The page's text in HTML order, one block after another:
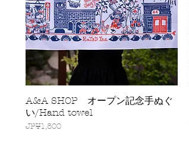
快速瀏覽
A&A SHOP オープン記念手ぬぐ
い/Hand towel
價格
JP¥1,800